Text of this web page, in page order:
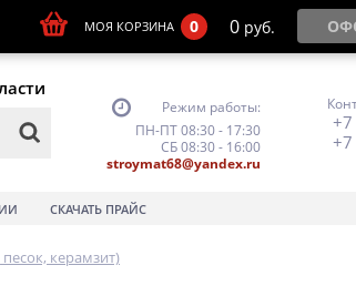
Режим работы:
ПН-ПТ 08:30 - 17:30
СБ 08:30 - 16:00
stroymat68@yandex.ru
СКАЧАТЬ ПРАЙС
керамзит)
МОЯ КОРЗИНА 0 0 руб.